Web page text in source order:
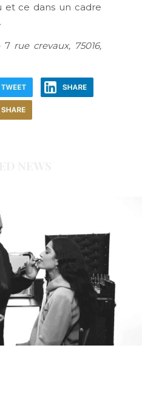
et ce dans un cadre
7 rue crevaux, 75016,